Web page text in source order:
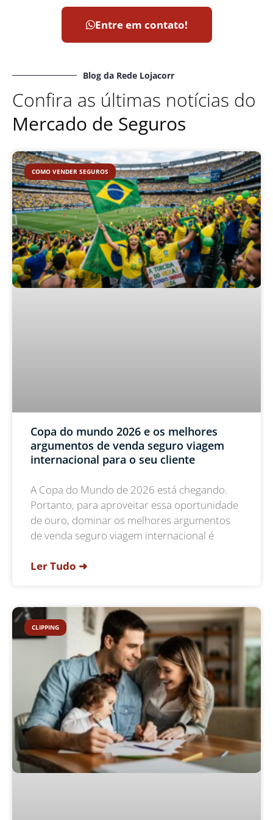
Entre em contato!
Blog da Rede Lojacorr
Confira as últimas notícias do
Mercado de Seguros
COMO VENDER SEGUROS
Copa do mundo 2026 e os melhores
argumentos de venda seguro viagem
internacional para o seu cliente
A Copa do Mundo de 2026 está chegando.
Portanto, para aproveitar essa oportunidade
de ouro, dominar os melhores argumentos
de venda seguro viagem internacional é
Ler Tudo ➜
CLIPPING